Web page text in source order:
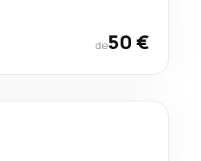
de50 €